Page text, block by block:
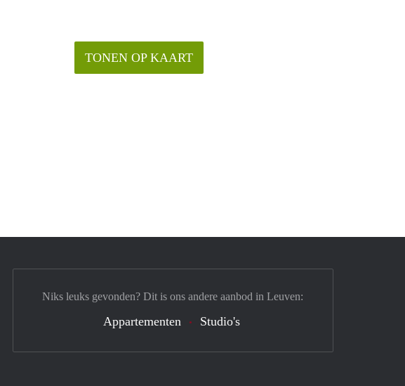
TONEN OP KAART
Niks leuks gevonden? Dit is ons andere aanbod in Leuven:
Appartementen Studio's